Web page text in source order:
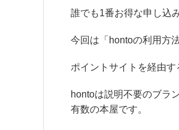
誰でも1番お得な申し込
今回は「hontoの利用方
ポイントサイトを経由
hontoは説明不要のブラ
有数の本屋です。